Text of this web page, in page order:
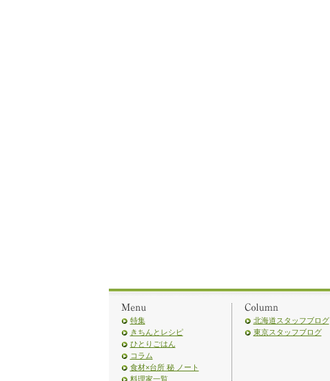
特集
きちんとレシピ
ひとりごはん
コラム
食材×台所 秘 ノート
料理家一覧
北海道スタッフブログ
東京スタッフブログ